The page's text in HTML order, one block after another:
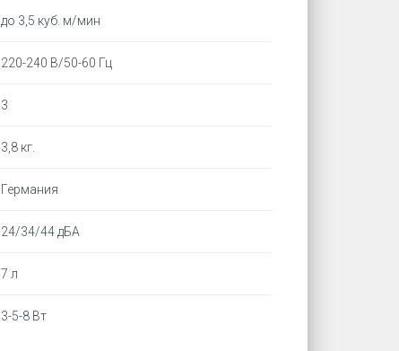
до 3,5 куб. м/мин
220-240 В/50-60 Гц
3
3,8 кг.
Германия
24/34/44 дБА
7 л
3-5-8 Вт